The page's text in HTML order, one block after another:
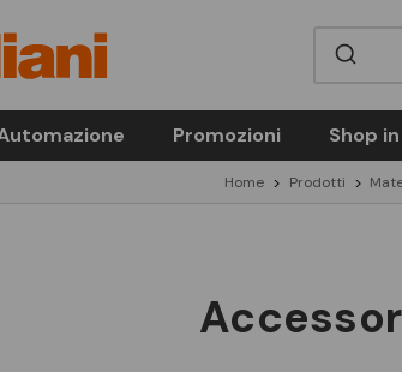
Promozioni Shop
Home Prodotti